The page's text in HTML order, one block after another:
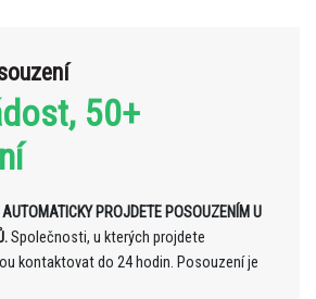
50+
PROJDETE POSOUZENÍM U
Společnosti, u kterých projdete
kontaktovat do 24 hodin. Posouzení je